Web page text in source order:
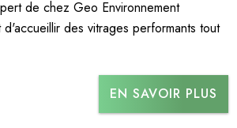
de chez Geo Environnement
des vitrages performants tout
EN SAVOIR PLUS